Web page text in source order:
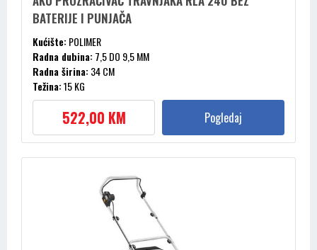
BATERIJE I PUNJAČA
Kućište:POLIMER
Radna dubina:7,5 DO 9,5 MM
Radna širina:34 CM
Težina:15 KG
Zapremina košare:50 L
522,00 KM Pogledaj